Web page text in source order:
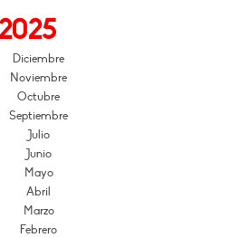
2025
Diciembre
Noviembre
Octubre
Septiembre
Julio
Junio
Mayo
Abril
Marzo
Febrero